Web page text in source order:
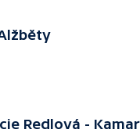
Redlová -